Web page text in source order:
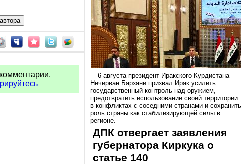
6 августа президент Иракского Курдистана
Нечирван Барзани призвал Ирак усилить
государственный контроль над оружием,
предотвратить использование своей территории
в конфликтах с соседними странами и сохранить
роль страны как стабилизирующей силы в
регионе.
ДПК отвергает заявления
губернатора Киркука о
статье 140